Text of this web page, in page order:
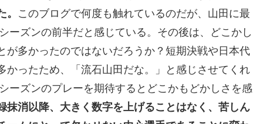
このブログで何度も触れているのだが、山田に最
ーズンの前半だと感じている。その後は、どこかし
が多かったのではないだろうか？短期決戦や日本代
ったため、「流石山田だな。」と感じさせてくれ
ーズンのプレーを期待するとどこかもどかしさを感
抹消以降、大きく数字を上げることはなく、苦しん